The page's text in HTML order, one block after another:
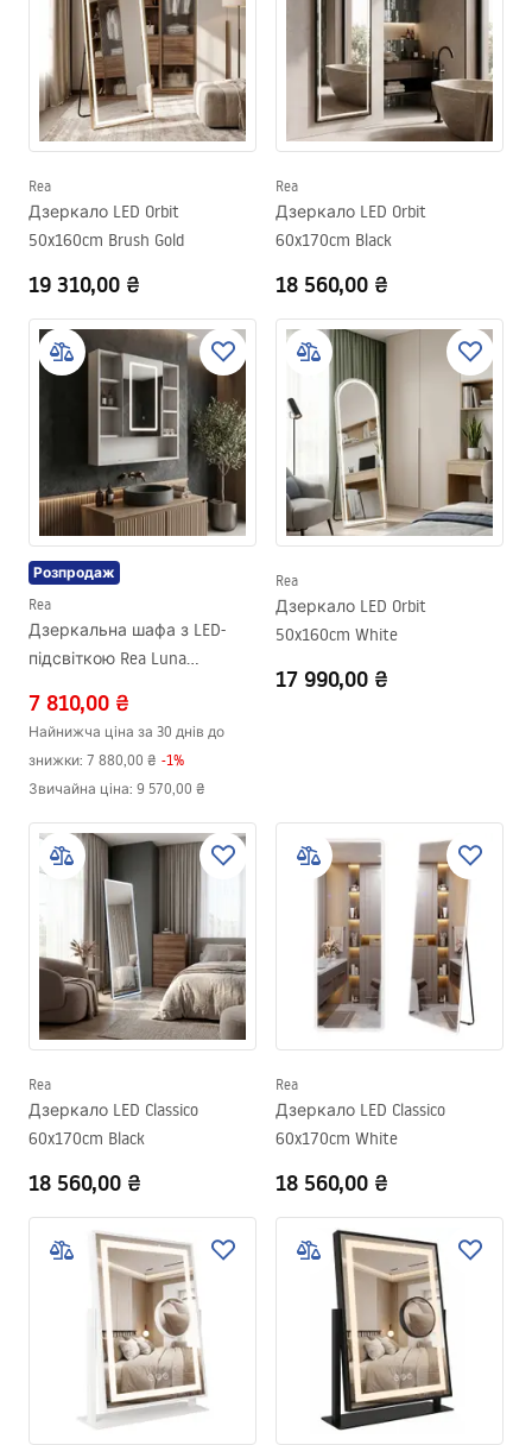
Rea
Дзеркало LED Orbit
50x160cm Brush Gold
19 310,00 ₴
Rea
Дзеркало LED Orbit
60x170cm Black
18 560,00 ₴
Розпродаж
Rea
Дзеркальна шафа з LED-
підсвіткою Rea Luna
7 810,00 ₴
Найнижча ціна за 30 днів до
знижки: 7 880,00 ₴ -1%
Звичайна ціна: 9 570,00 ₴
Rea
Дзеркало LED Orbit
50x160cm White
17 990,00 ₴
Rea
Дзеркало LED Classico
60x170cm Black
18 560,00 ₴
Rea
Дзеркало LED Classico
60x170cm White
18 560,00 ₴